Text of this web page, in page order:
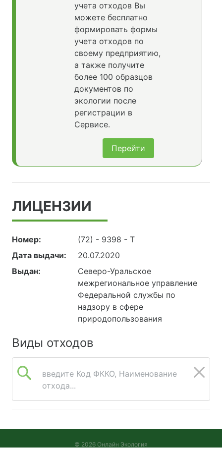
учета отходов Вы
можете бесплатно
формировать формы
учета отходов по
своему предприятию,
а также получите
более 100 образцов
документов по
экологии после
регистрации в
Сервисе.
Перейти
ЛИЦЕНЗИИ
Номер:
(72) - 9398 - Т
Дата выдачи:
20.07.2020
Выдан:
Северо-Уральское
межрегиональное управление
Федеральной службы по
надзору в сфере
природопользования
Виды отходов
введите Код ФККО, Наименование
отхода...
© 2026 Онлайн Экология